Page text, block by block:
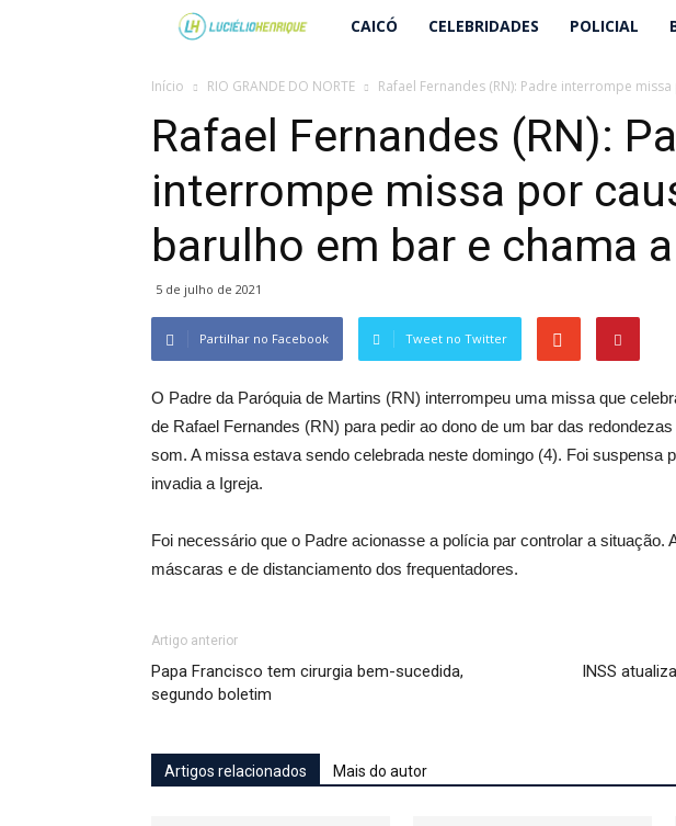
Lucielio
Henrique
CAICÓ CELEBRIDADES POLICIAL
Início RIO GRANDE DO NORTE Rafael Fernandes (RN): Padre interrompe
Rafael Fernandes (RN):
interrompe missa por
barulho em bar e chama
5 de julho de 2021
Partilhar no Facebook Tweet no Twitter
O Padre da Paróquia de Martins (RN) interrompeu uma missa que
de Rafael Fernandes (RN) para pedir ao dono de um bar das
som. A missa estava sendo celebrada neste domingo (4). Foi suspensa
invadia a Igreja.
Foi necessário que o Padre acionasse a polícia par controlar a situação.
máscaras e de distanciamento dos frequentadores.
Artigo anterior
Papa Francisco tem cirurgia bem-sucedida,
segundo boletim
INSS
Artigos relacionados Mais do autor